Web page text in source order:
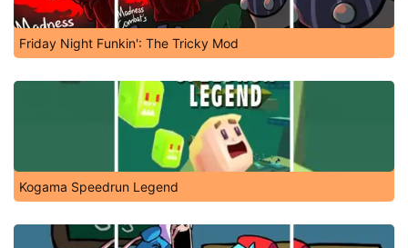
Friday Night Funkin': The Tricky Mod
Kogama Speedrun Legend